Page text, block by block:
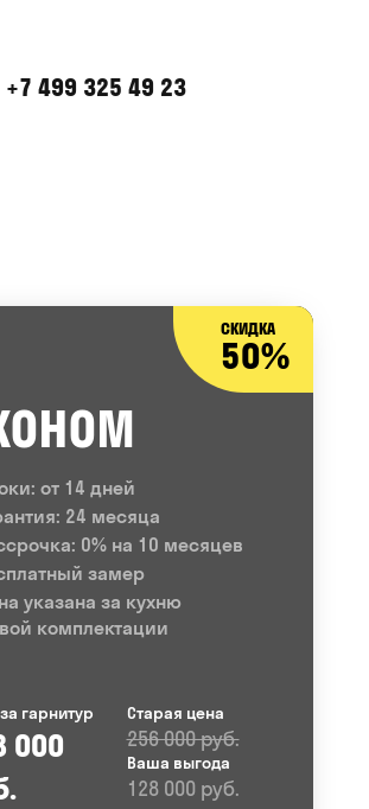
+7 499 325 49 23
СКИДКА
50%
от 14 дней
24 месяца
0% на 10 месяцев
замер
указана за кухню
комплектации
гарнитур
000
Старая цена
256 000 руб.
Ваша выгода
128 000 руб.